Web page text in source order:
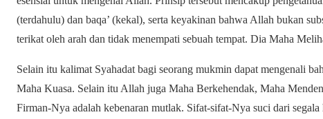
(terdahulu) dan baqa’ (kekal), serta keyakinan bahwa Allah bukan
terikat oleh arah dan tidak menempati sebuah tempat. Dia Maha
Selain itu kalimat Syahadat bagi seorang mukmin dapat mengenali
Maha Kuasa. Selain itu Allah juga Maha Berkehendak, Maha
Firman-Nya adalah kebenaran mutlak. Sifat-sifat-Nya suci dari